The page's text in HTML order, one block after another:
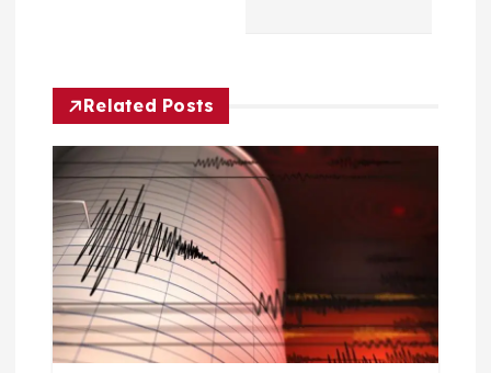
e
s
Related Posts